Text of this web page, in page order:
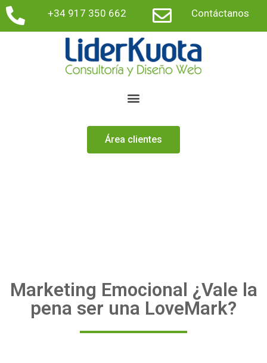
+34 917 350 662 Contáctanos
Área clientes
Marketing Emocional ¿Vale la
pena ser una LoveMark?